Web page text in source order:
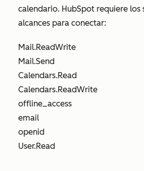
calendario. HubSpot requiere los
alcances para conectar:
Mail.ReadWrite
Mail.Send
Calendars.Read
Calendars.ReadWrite
offline_access
email
openid
User.Read